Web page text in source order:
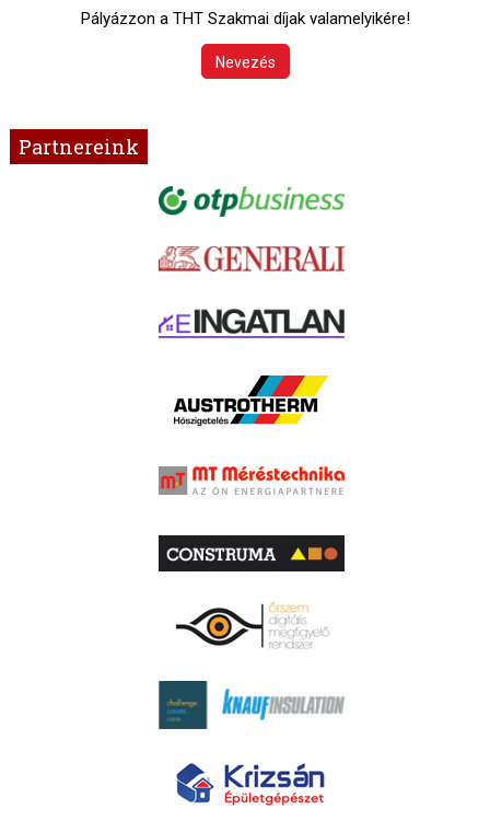
Pályázzon a THT Szakmai díjak valamelyikére!
Nevezés
Partnereink